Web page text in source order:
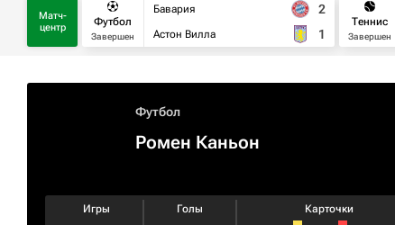
Матч-
центр
Футбол
Завершен
Бавария
Астон Вилла
2
1
Теннис
Завершен
Футбол
Ромен Каньон
Игры Голы Карточки